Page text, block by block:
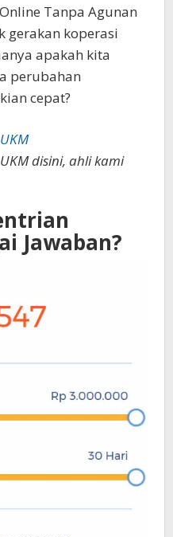
Tanpa Agunan
gerakan koperasi
apakah kita
perubahan
cepat?
disini, ahli kami
Jawaban?